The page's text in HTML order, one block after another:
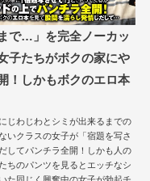
で…」を完全ノーカッ
子たちがボクの家にや
！しかもボクのエロ本
じわじわとシミが出来るまでの
いクラスの女子が「宿題を写さ
してパンチラ全開！しかも人の
ちのパンツを見るとエッチなシ